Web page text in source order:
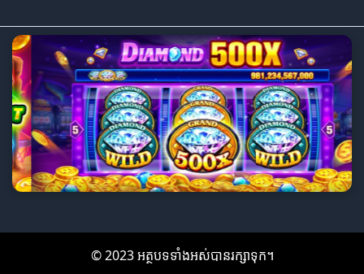
© 2023 អត្ថបទទាំងអស់បានរក្សាទុក។